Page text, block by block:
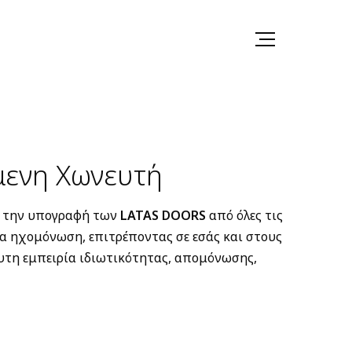
Χωνευτή
την υπογραφή των LATAS DOORS από όλες τις
ηχομόνωση, επιτρέποντας σε εσάς και στους
εμπειρία ιδιωτικότητας, απομόνωσης,